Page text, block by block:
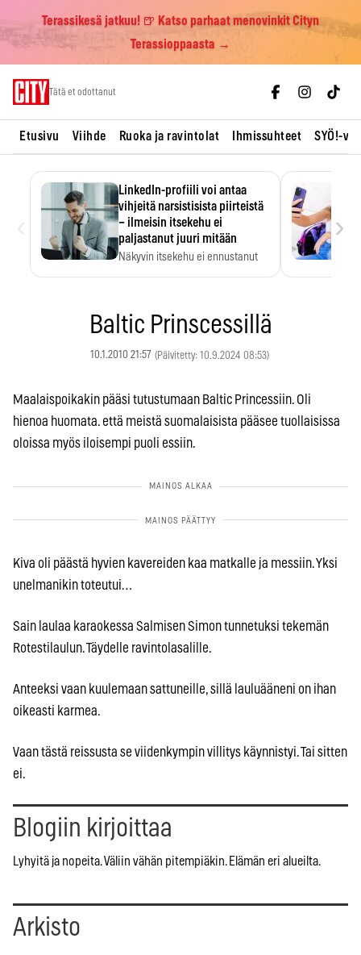
Terassikesä jatkuu! 🍺 Katso parhaat menovinkit Cityn
Terassioppaasta →
Tätä et odottanut
Etusivu Viihde Ruoka ja ravintolat Ihmissuhteet SYÖ!-
LinkedIn-profiili voi antaa
vihjeitä narsistisista piirteistä
– ilmeisin itsekehu ei
paljastanut juuri mitään
Näkyvin itsekehu ei ennustanut
›
Baltic Prinscessillä
10.1.2010 21:57 (Päivitetty: 10.9.2024 08:53)
Maalaispoikakin pääsi tutustumaan Baltic Princessiin. Oli
hienoa huomata. että meistä suomalaisista pääsee tuollaisissa
oloissa myös iloisempi puoli essiin.
Kiva oli päästä hyvien kavereiden kaa matkalle ja messiin. Yksi
unelmanikin toteutui…
Sain laulaa karaokessa Salmisen Simon tunnetuksi tekemän
Rotestilaulun. Täydelle ravintolasalille.
Anteeksi vaan kuulemaan sattuneille, sillä lauluääneni on ihan
oikeasti karmea.
Vaan tästä reissusta se viidenkympin villitys käynnistyi. Tai sitten
ei.
Blogiin kirjoittaa
Lyhyitä ja nopeita. Väliin vähän pitempiäkin. Elämän eri alueilta.
Arkisto